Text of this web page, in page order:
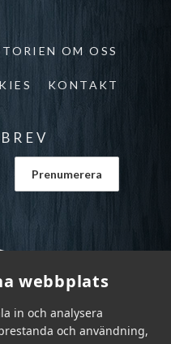
webbplats
in och analysera
och användning,
OM OSS
KONTAKT